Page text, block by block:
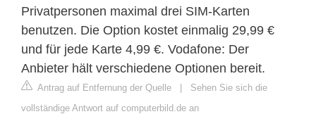
Privatpersonen maximal drei SIM-Karten
benutzen. Die Option kostet einmalig 29,99 €
und für jede Karte 4,99 €. Vodafone: Der
Anbieter hält verschiedene Optionen bereit.
Antrag auf Entfernung der Quelle | Sehen Sie sich die
vollständige Antwort auf computerbild.de an